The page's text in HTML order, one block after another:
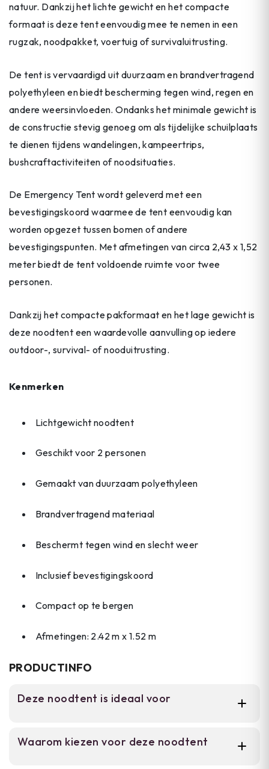
natuur. Dankzij het lichte gewicht en het compacte
formaat is deze tent eenvoudig mee te nemen in een
rugzak, noodpakket, voertuig of survivaluitrusting.
De tent is vervaardigd uit duurzaam en brandvertragend
polyethyleen en biedt bescherming tegen wind, regen en
andere weersinvloeden. Ondanks het minimale gewicht is
de constructie stevig genoeg om als tijdelijke schuilplaats
te dienen tijdens wandelingen, kampeertrips,
bushcraftactiviteiten of noodsituaties.
De Emergency Tent wordt geleverd met een
bevestigingskoord waarmee de tent eenvoudig kan
worden opgezet tussen bomen of andere
bevestigingspunten. Met afmetingen van circa 2,43 x 1,52
meter biedt de tent voldoende ruimte voor twee
personen.
Dankzij het compacte pakformaat en het lage gewicht is
deze noodtent een waardevolle aanvulling op iedere
outdoor-, survival- of nooduitrusting.
Kenmerken
Lichtgewicht noodtent
Geschikt voor 2 personen
Gemaakt van duurzaam polyethyleen
Brandvertragend materiaal
Beschermt tegen wind en slecht weer
Inclusief bevestigingskoord
Compact op te bergen
Afmetingen: 2.42 m x 1.52 m
PRODUCTINFO
Deze noodtent is ideaal voor
enthousiasten die een betrouwbare
Waarom kiezen voor deze noodtent